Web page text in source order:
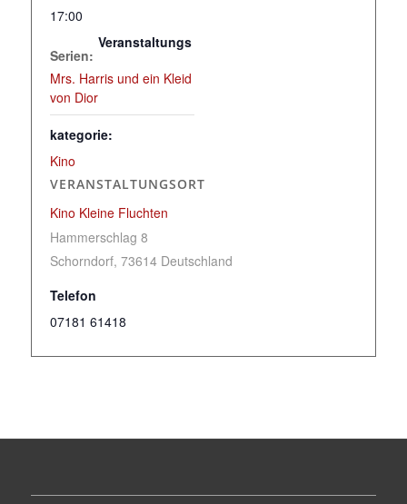
17:00
Serien:
Mrs. Harris und ein Kleid
von Dior
Veranstaltungs
kategorie:
Kino
VERANSTALTUNGSORT
Kino Kleine Fluchten
Hammerschlag 8
Schorndorf, 73614 Deutschland
Telefon
07181 61418